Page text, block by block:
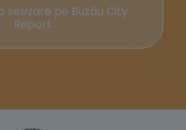
sesizare pe Buzău City
Report